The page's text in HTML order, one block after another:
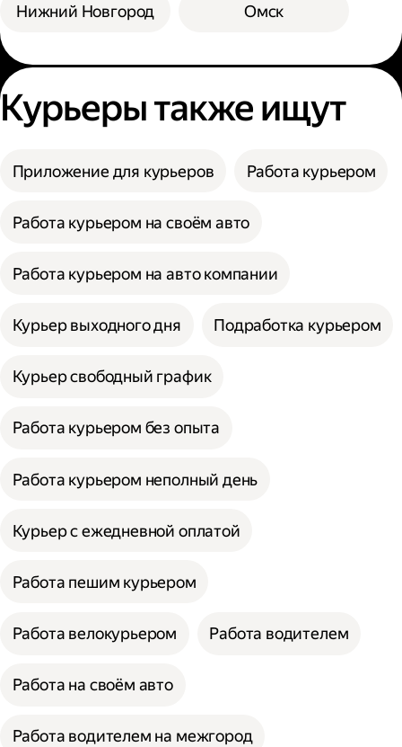
Нижний Новгород Омск
Курьеры также ищут
Приложение для курьеров Работа курьером
Работа курьером на своём авто
Работа курьером на авто компании
Курьер выходного дня Подработка курьером
Курьер свободный график
Работа курьером без опыта
Работа курьером неполный день
Курьер с ежедневной оплатой
Работа пешим курьером
Работа велокурьером Работа водителем
Работа на своём авто
Работа водителем на межгород